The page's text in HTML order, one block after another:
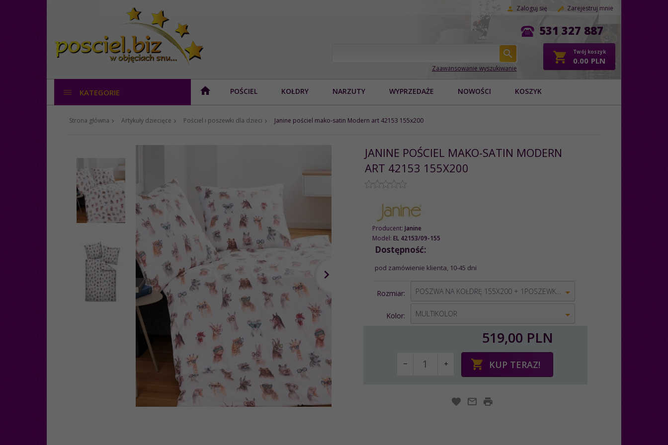
Zaloguj się Zarejestruj mnie
531 327 887
Zaawansowanie wyszukiwanie
Twój koszyk
0.00 PLN
KATEGORIE POŚCIEL KOŁDRY NARZUTY WYPRZEDAŻE NOWOŚCI KOSZYK
Strona główna Artykuły dziecięce Pościel i poszewki dla dzieci Janine pościel mako-satin Modern art 42153 155x200
JANINE POŚCIEL MAKO-SATIN MODERN
ART 42153 155X200
Producent: Janine
Model: EL 42153/09-155
Dostępność:
pod zamówienie klienta, 10-45 dni
Rozmiar:
Kolor: MULTIKOLOR
519,00 PLN
KUP TERAZ!